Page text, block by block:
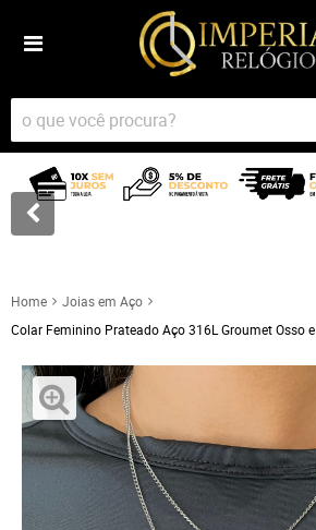
Home
Joias em Aço
Colar Feminino Prateado Aço 316L Groumet Osso